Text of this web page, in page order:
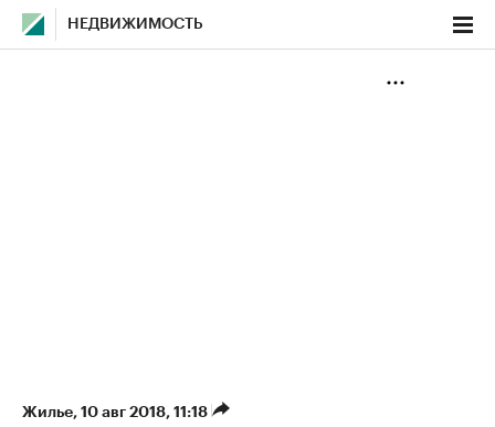
НЕДВИЖИМОСТЬ
Жилье⁠, 10 авг 2018, 11:18